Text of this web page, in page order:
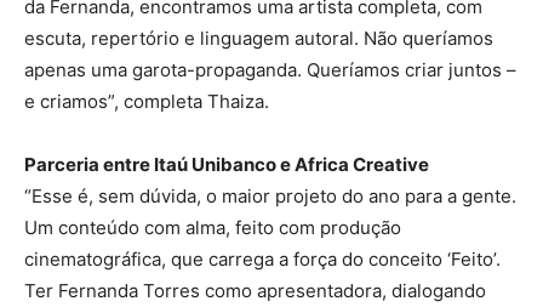
da Fernanda, encontramos uma artista completa, com
escuta, repertório e linguagem autoral. Não queríamos
apenas uma garota-propaganda. Queríamos criar juntos –
e criamos”, completa Thaiza.
Parceria entre Itaú Unibanco e Africa Creative
“Esse é, sem dúvida, o maior projeto do ano para a gente.
Um conteúdo com alma, feito com produção
cinematográfica, que carrega a força do conceito ‘Feito’.
Ter Fernanda Torres como apresentadora, dialogando